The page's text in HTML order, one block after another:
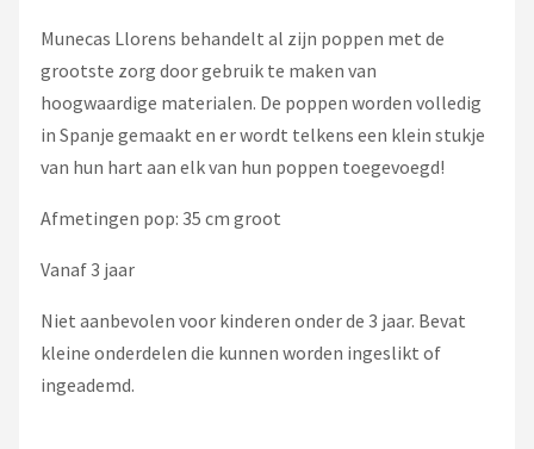
Munecas Llorens behandelt al zijn poppen met de
grootste zorg door gebruik te maken van
hoogwaardige materialen. De poppen worden volledig
in Spanje gemaakt en er wordt telkens een klein stukje
van hun hart aan elk van hun poppen toegevoegd!
Afmetingen pop: 35 cm groot
Vanaf 3 jaar
Niet aanbevolen voor kinderen onder de 3 jaar. Bevat
kleine onderdelen die kunnen worden ingeslikt of
ingeademd.